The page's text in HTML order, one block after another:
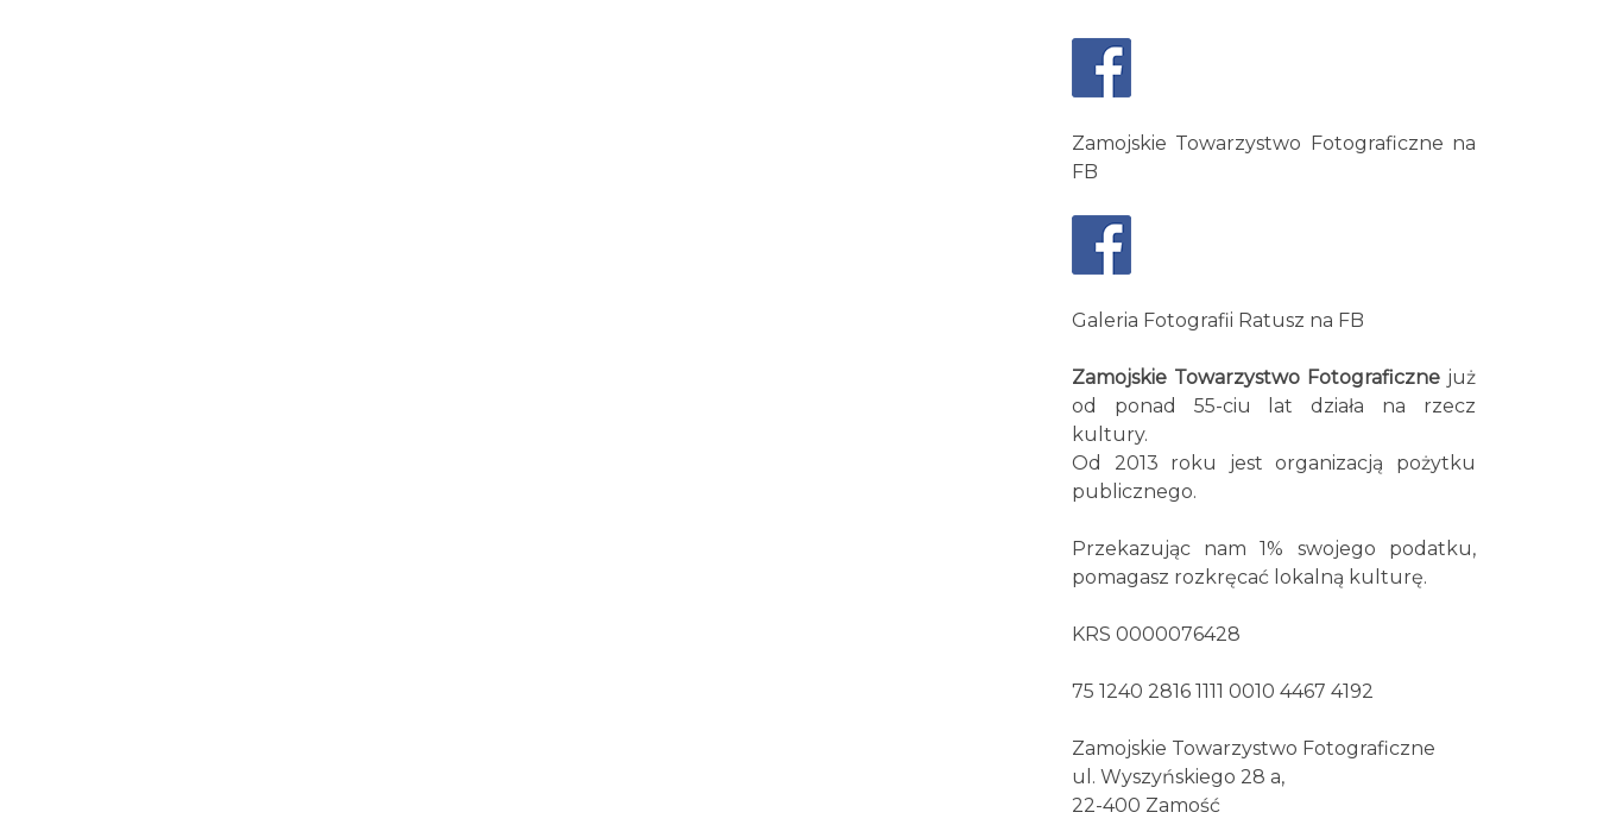
Zamojskie Towarzystwo Fotograficzne na
FB
Galeria Fotografii Ratusz na FB
Zamojskie Towarzystwo Fotograficzne już
od ponad 55-ciu lat działa na rzecz
kultury.
Od 2013 roku jest organizacją pożytku
publicznego.
Przekazując nam 1% swojego podatku,
pomagasz rozkręcać lokalną kulturę.
KRS 0000076428
75 1240 2816 1111 0010 4467 4192
Zamojskie Towarzystwo Fotograficzne
ul. Wyszyńskiego 28 a,
22-400 Zamość